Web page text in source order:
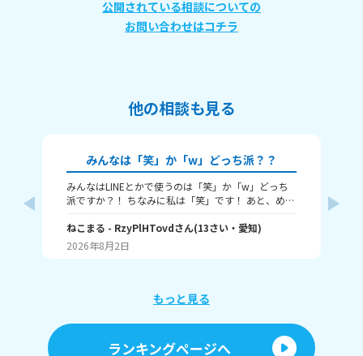
公開されている相談についての
お問い合わせはコチラ
他の相談も見る
みんなは「笑」か「w」どっち派？？
みんなはLINEとかで使うのは「笑」か「w」どっち
派ですか？！ ちなみに私は「笑」です！ あと、めっ
す！ （笑笑、爆笑、wwwなど）
ねこまる - RzyPlHTovdさん(13さい・ 愛知)
2026年8月2日
もっと見る
ランキングページへ